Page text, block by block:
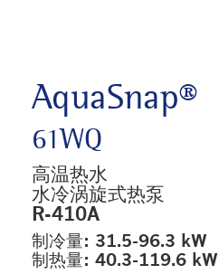
AquaSnap®
61WQ
高温热水
水冷涡旋式热泵
R-410A
制冷量: 31.5-96.3 kW
制热量: 40.3-119.6 kW